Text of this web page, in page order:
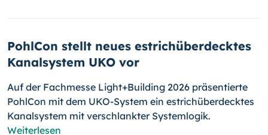
PohlCon stellt neues estrichüberdecktes
Kanalsystem UKO vor
Auf der Fachmesse Light+Building 2026 präsentierte
PohlCon mit dem UKO-System ein estrichüberdecktes
Kanalsystem mit verschlankter Systemlogik.
Weiterlesen